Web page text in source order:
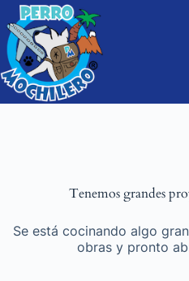
Tenemos grandes
Se está cocinando algo
obras y pronto